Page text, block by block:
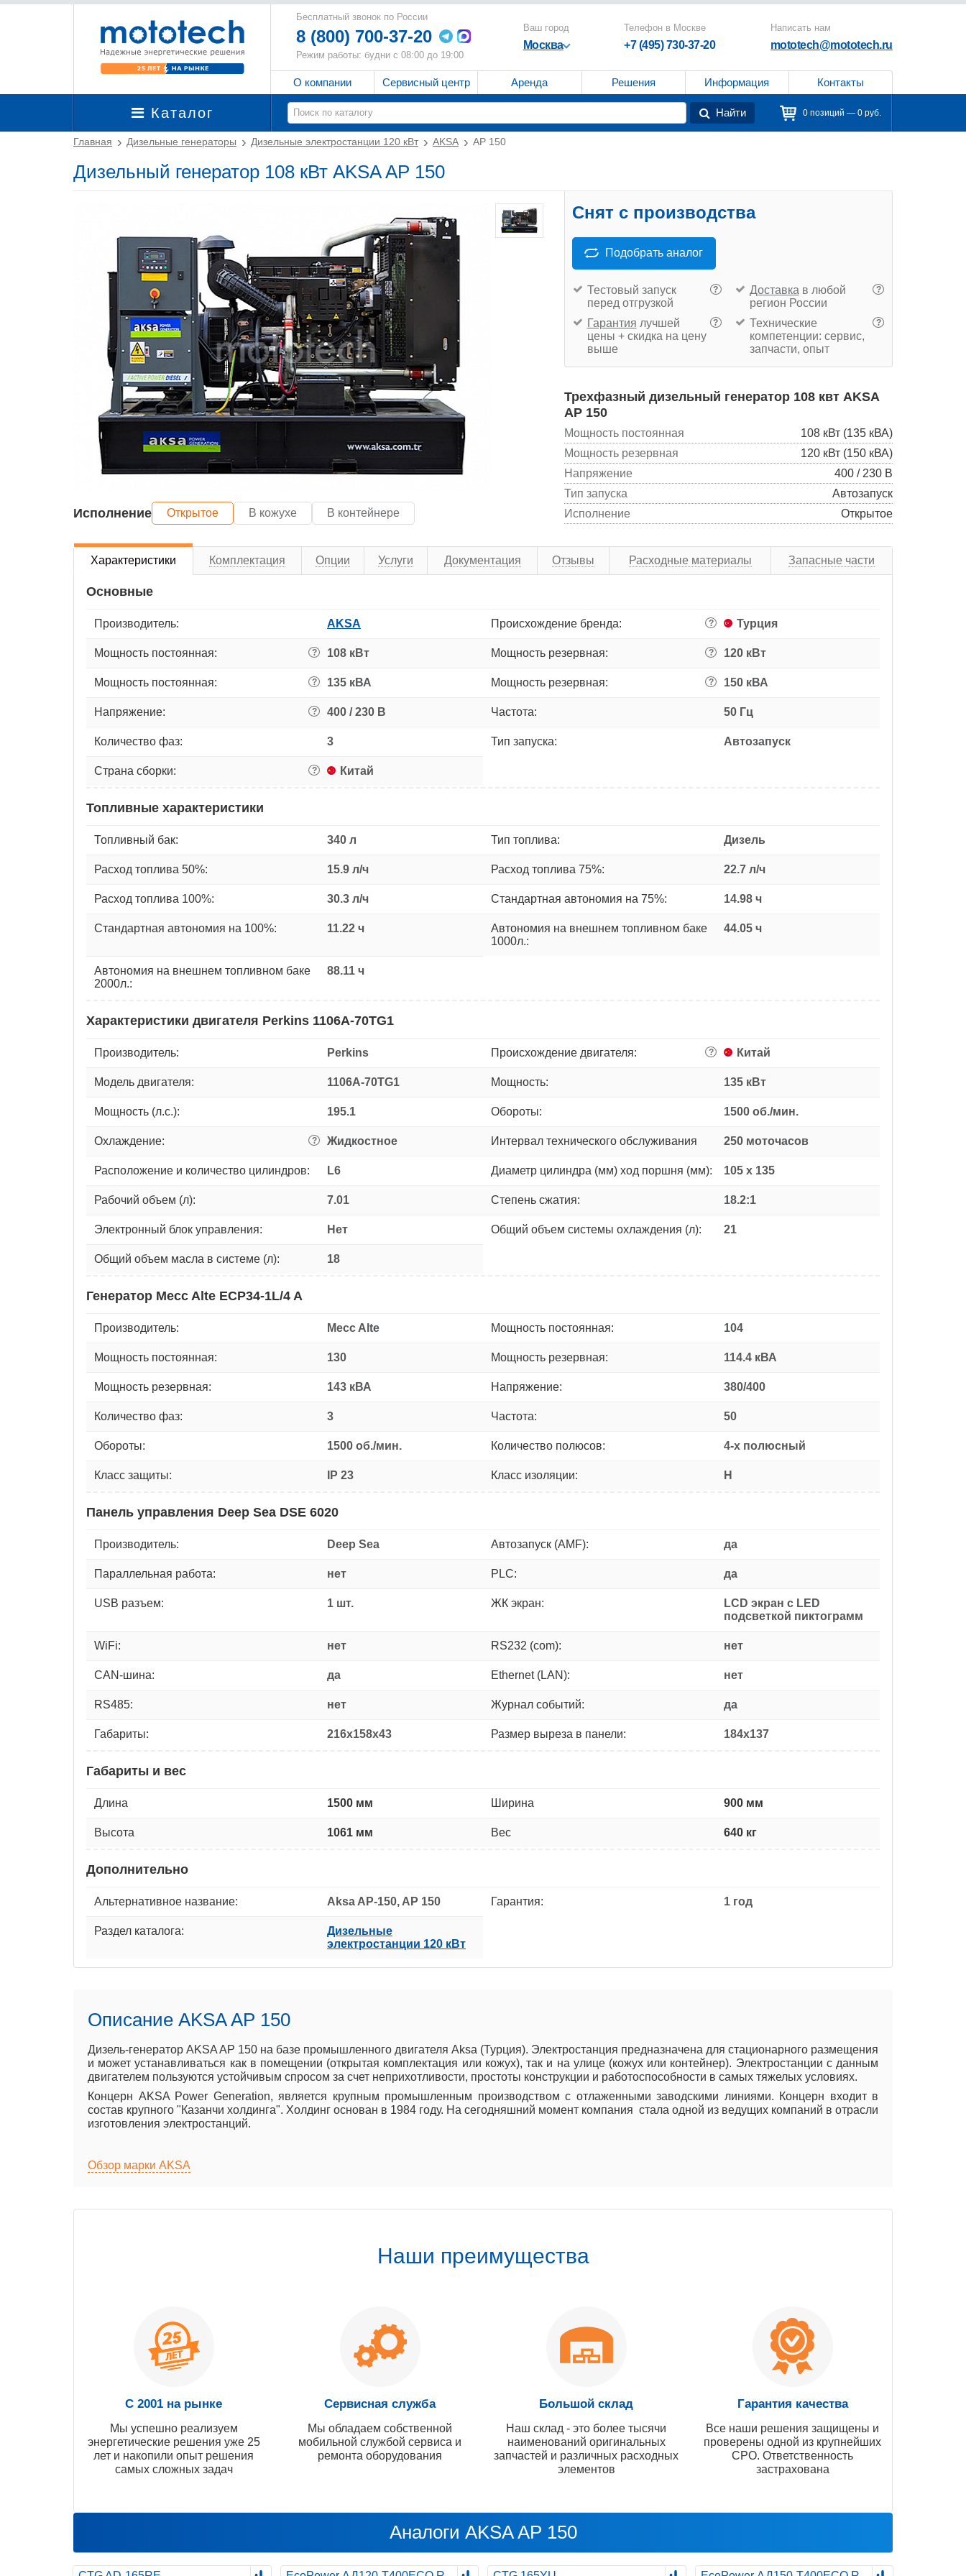
Бесплатный звонок по России
8 (800) 700-37-20
Режим работы: будни с 08:00 до 19:00
Ваш город
Москва
Телефон в Москве
+7 (495) 730-37-20
Написать нам
mototech@mototech.ru
О компании Сервисный центр Аренда Решения Информация Контакты
Каталог Найти 0 позиций — 0 руб.
Главная Дизельные генераторы Дизельные электростанции 120 кВт AKSA AP 150
Дизельный генератор 108 кВт AKSA AP 150
Исполнение Открытое В кожухе В контейнере
Снят с производства
Подобрать аналог
?
Тестовый запуск
перед отгрузкой
?
Доставка в любой
регион России
?
Гарантия лучшей
цены + скидка на цену
выше
?
Технические
компетенции: сервис,
запчасти, опыт
Трехфазный дизельный генератор 108 квт AKSA
AP 150
Мощность постоянная
108 кВт (135 кВА)
Мощность резервная
120 кВт (150 кВА)
Напряжение
400 / 230 В
Тип запуска
Автозапуск
Исполнение
Открытое
Характеристики Комплектация Опции Услуги Документация Отзывы Расходные материалы Запасные части
Основные
Производитель: AKSA Происхождение бренда: ? Турция
Мощность постоянная: ? 108 кВт Мощность резервная: ? 120 кВт
Мощность постоянная: ? 135 кВА Мощность резервная: ? 150 кВА
Напряжение: ? 400 / 230 В Частота: 50 Гц
Количество фаз: 3 Тип запуска: Автозапуск
Страна сборки: ? Китай
Топливные характеристики
Топливный бак: 340 л Тип топлива: Дизель
Расход топлива 50%: 15.9 л/ч Расход топлива 75%: 22.7 л/ч
Расход топлива 100%: 30.3 л/ч Стандартная автономия на 75%: 14.98 ч
Стандартная автономия на 100%: 11.22 ч
Автономия на внешнем топливном баке
1000л.:
44.05 ч
Автономия на внешнем топливном баке
2000л.:
88.11 ч
Характеристики двигателя Perkins 1106A-70TG1
Производитель: Perkins Происхождение двигателя: ? Китай
Модель двигателя: 1106A-70TG1 Мощность: 135 кВт
Мощность (л.с.): 195.1 Обороты: 1500 об./мин.
Охлаждение: ? Жидкостное Интервал технического обслуживания 250 моточасов
Расположение и количество цилиндров: L6 Диаметр цилиндра (мм) ход поршня (мм): 105 х 135
Рабочий объем (л): 7.01 Степень сжатия: 18.2:1
Электронный блок управления: Нет Общий объем системы охлаждения (л): 21
Общий объем масла в системе (л): 18
Генератор Mecc Alte ECP34-1L/4 A
Производитель: Mecc Alte Мощность постоянная: 104
Мощность постоянная: 130 Мощность резервная: 114.4 кВА
Мощность резервная: 143 кВА Напряжение: 380/400
Количество фаз: 3 Частота: 50
Обороты: 1500 об./мин. Количество полюсов: 4-х полюсный
Класс защиты: IP 23 Класс изоляции: H
Панель управления Deep Sea DSE 6020
Производитель: Deep Sea Автозапуск (AMF): да
Параллельная работа: нет PLC: да
USB разъем: 1 шт. ЖК экран:
LCD экран с LED
подсветкой пиктограмм
WiFi: нет RS232 (com): нет
CAN-шина: да Ethernet (LAN): нет
RS485: нет Журнал событий: да
Габариты: 216x158x43 Размер выреза в панели: 184x137
Габариты и вес
Длина 1500 мм Ширина 900 мм
Высота 1061 мм Вес 640 кг
Дополнительно
Альтернативное название: Aksa AP-150, AP 150 Гарантия: 1 год
Раздел каталога:
Дизельные
электростанции 120 кВт
Описание AKSA AP 150
Дизель-генератор AKSA AP 150 на базе промышленного двигателя Aksa (Турция). Электростанция предназначена для стационарного размещения
и может устанавливаться как в помещении (открытая комплектация или кожух), так и на улице (кожух или контейнер). Электростанции с данным
двигателем пользуются устойчивым спросом за счет неприхотливости, простоты конструкции и работоспособности в самых тяжелых условиях.
Концерн AKSA Power Generation, является крупным промышленным производством с отлаженными заводскими линиями. Концерн входит в
состав крупного "Казанчи холдинга". Холдинг основан в 1984 году. На сегодняшний момент компания стала одной из ведущих компаний в отрасли
изготовления электростанций.
Обзор марки AKSA
Наши преимущества
С 2001 на рынке
Мы успешно реализуем
энергетические решения уже 25
лет и накопили опыт решения
самых сложных задач
Сервисная служба
Мы обладаем собственной
мобильной службой сервиса и
ремонта оборудования
Большой склад
Наш склад - это более тысячи
наименований оригинальных
запчастей и различных расходных
элементов
Гарантия качества
Все наши решения защищены и
проверены одной из крупнейших
СРО. Ответственность
застрахована
Аналоги AKSA AP 150